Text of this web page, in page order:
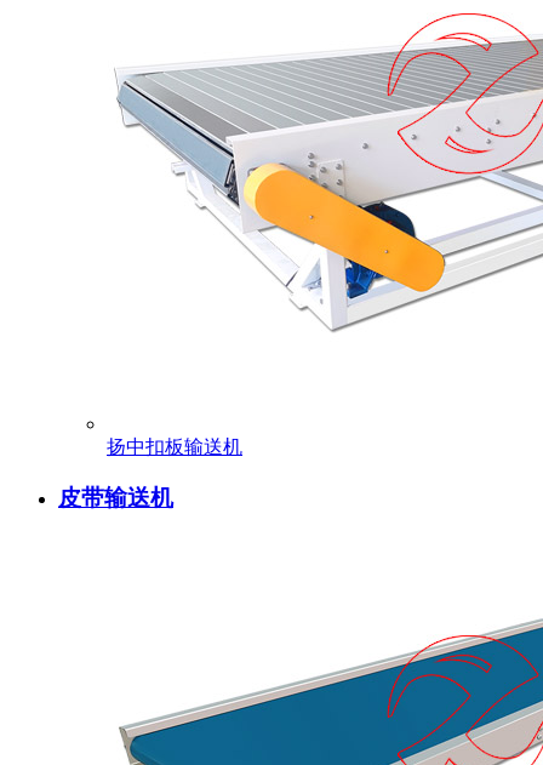
扬中扣板输送机
皮带输送机